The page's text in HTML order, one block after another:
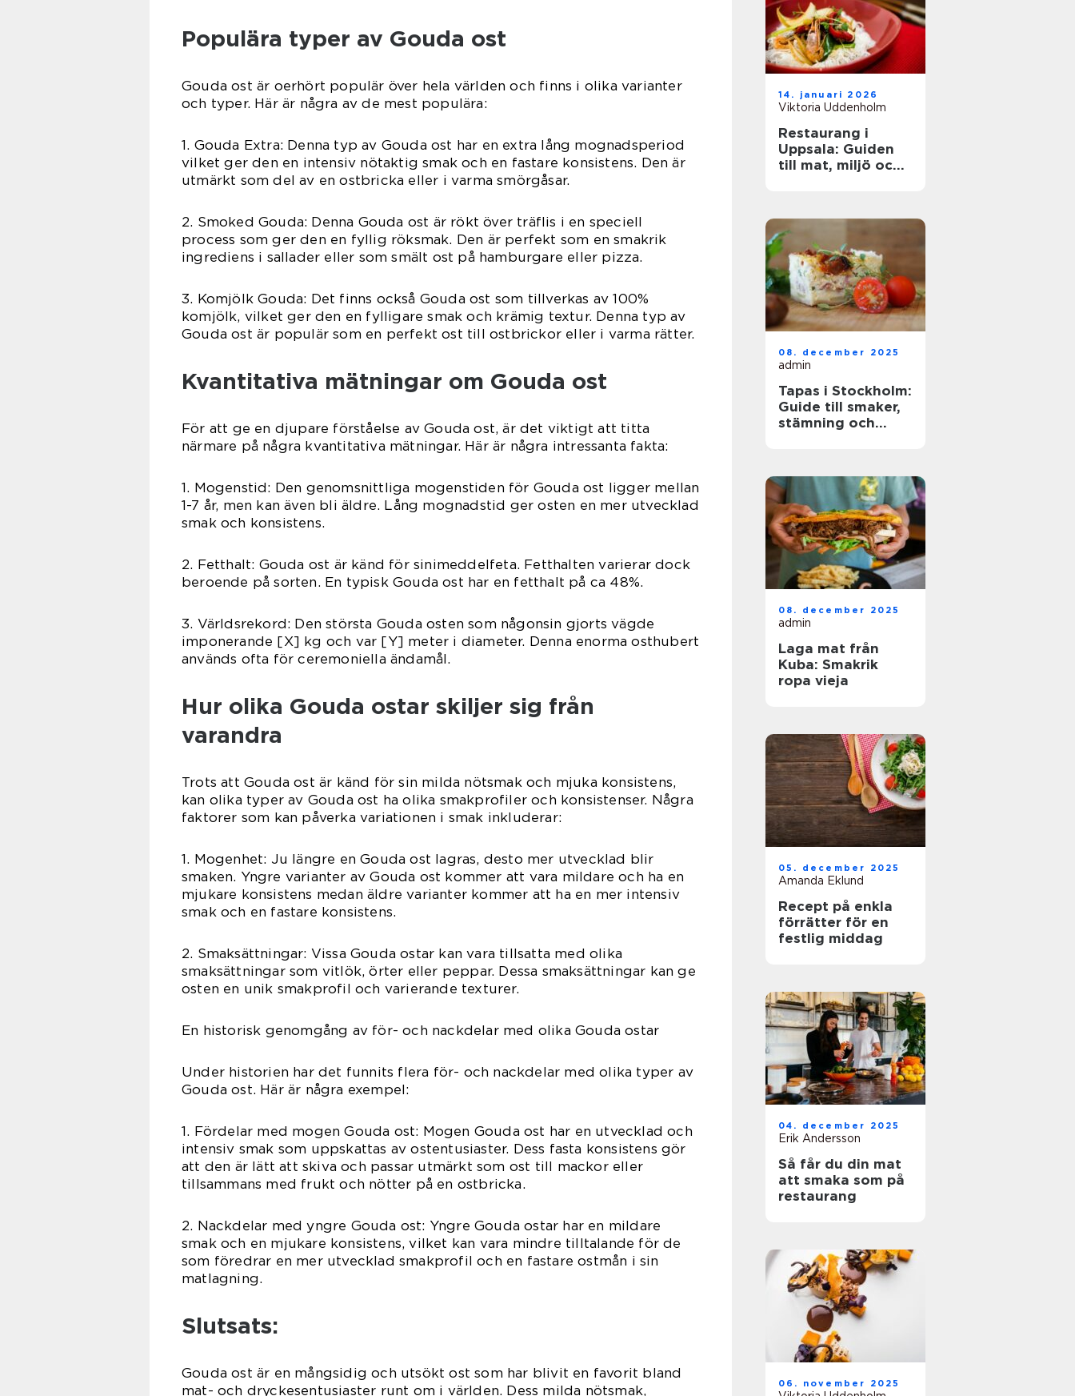
Populära typer av Gouda ost
Gouda ost är oerhört populär över hela världen och finns i olika varianter
och typer. Här är några av de mest populära:
1. Gouda Extra: Denna typ av Gouda ost har en extra lång mognadsperiod
vilket ger den en intensiv nötaktig smak och en fastare konsistens. Den är
utmärkt som del av en ostbricka eller i varma smörgåsar.
2. Smoked Gouda: Denna Gouda ost är rökt över träflis i en speciell
process som ger den en fyllig röksmak. Den är perfekt som en smakrik
ingrediens i sallader eller som smält ost på hamburgare eller pizza.
3. Komjölk Gouda: Det finns också Gouda ost som tillverkas av 100%
komjölk, vilket ger den en fylligare smak och krämig textur. Denna typ av
Gouda ost är populär som en perfekt ost till ostbrickor eller i varma rätter.
Kvantitativa mätningar om Gouda ost
För att ge en djupare förståelse av Gouda ost, är det viktigt att titta
närmare på några kvantitativa mätningar. Här är några intressanta fakta:
1. Mogenstid: Den genomsnittliga mogenstiden för Gouda ost ligger mellan
1-7 år, men kan även bli äldre. Lång mognadstid ger osten en mer utvecklad
smak och konsistens.
2. Fetthalt: Gouda ost är känd för sinimeddelfeta. Fetthalten varierar dock
beroende på sorten. En typisk Gouda ost har en fetthalt på ca 48%.
3. Världsrekord: Den största Gouda osten som någonsin gjorts vägde
imponerande [X] kg och var [Y] meter i diameter. Denna enorma osthubert
används ofta för ceremoniella ändamål.
Hur olika Gouda ostar skiljer sig från
varandra
Trots att Gouda ost är känd för sin milda nötsmak och mjuka konsistens,
kan olika typer av Gouda ost ha olika smakprofiler och konsistenser. Några
faktorer som kan påverka variationen i smak inkluderar:
1. Mogenhet: Ju längre en Gouda ost lagras, desto mer utvecklad blir
smaken. Yngre varianter av Gouda ost kommer att vara mildare och ha en
mjukare konsistens medan äldre varianter kommer att ha en mer intensiv
smak och en fastare konsistens.
2. Smaksättningar: Vissa Gouda ostar kan vara tillsatta med olika
smaksättningar som vitlök, örter eller peppar. Dessa smaksättningar kan ge
osten en unik smakprofil och varierande texturer.
En historisk genomgång av för- och nackdelar med olika Gouda ostar
Under historien har det funnits flera för- och nackdelar med olika typer av
Gouda ost. Här är några exempel:
1. Fördelar med mogen Gouda ost: Mogen Gouda ost har en utvecklad och
intensiv smak som uppskattas av ostentusiaster. Dess fasta konsistens gör
att den är lätt att skiva och passar utmärkt som ost till mackor eller
tillsammans med frukt och nötter på en ostbricka.
2. Nackdelar med yngre Gouda ost: Yngre Gouda ostar har en mildare
smak och en mjukare konsistens, vilket kan vara mindre tilltalande för de
som föredrar en mer utvecklad smakprofil och en fastare ostmån i sin
matlagning.
Slutsats:
Gouda ost är en mångsidig och utsökt ost som har blivit en favorit bland
mat- och dryckesentusiaster runt om i världen. Dess milda nötsmak,
14. januari 2026
Viktoria Uddenholm
Restaurang i
Uppsala: Guiden
till mat, miljö och
08. december 2025
admin
Tapas i Stockholm:
Guide till smaker,
stämning och
08. december 2025
admin
Laga mat från
Kuba: Smakrik
ropa vieja
05. december 2025
Amanda Eklund
Recept på enkla
förrätter för en
festlig middag
04. december 2025
Erik Andersson
Så får du din mat
att smaka som på
restaurang
06. november 2025